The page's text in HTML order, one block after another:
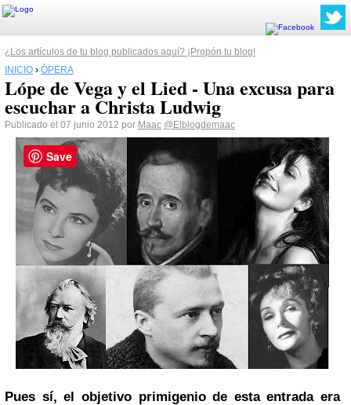
¿Los artículos de tu blog publicados aquí? ¡Propón tu blog!
INICIO › ÓPERA
Lópe de Vega y el Lied - Una excusa para
escuchar a Christa Ludwig
Publicado el 07 junio 2012 por Maac @Elblogdemaac
Pues sí, el objetivo primigenio de esta entrada era
Save